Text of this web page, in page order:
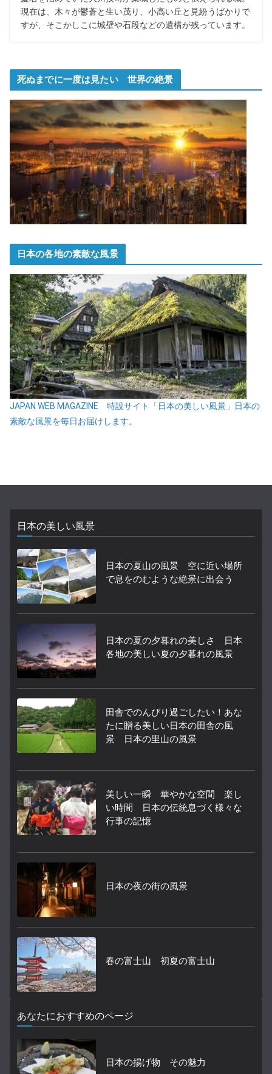
現在は、木々が鬱蒼と生い茂り、小高い丘と見紛うばかりで
すが、そこかしこに城壁や石段などの遺構が残っています。
死ぬまでに一度は見たい 世界の絶景
日本の各地の素敵な風景
JAPAN WEB MAGAZINE 特設サイト「日本の美しい風景」日本の
素敵な風景を毎日お届けします。
日本の美しい風景
日本の夏山の風景 空に近い場所
で息をのむような絶景に出会う
日本の夏の夕暮れの美しさ 日本
各地の美しい夏の夕暮れの風景
田舎でのんびり過ごしたい！あな
たに贈る美しい日本の田舎の風
景 日本の里山の風景
美しい一瞬 華やかな空間 楽し
い時間 日本の伝統息づく様々な
行事の記憶
日本の夜の街の風景
春の富士山 初夏の富士山
あなたにおすすめのページ
日本の揚げ物 その魅力